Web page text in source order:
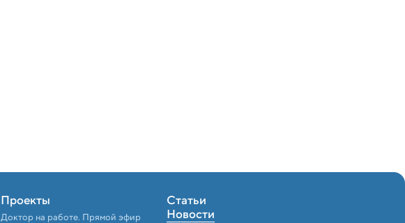
Проекты
Доктор на работе. Прямой эфир
Статьи
Новости